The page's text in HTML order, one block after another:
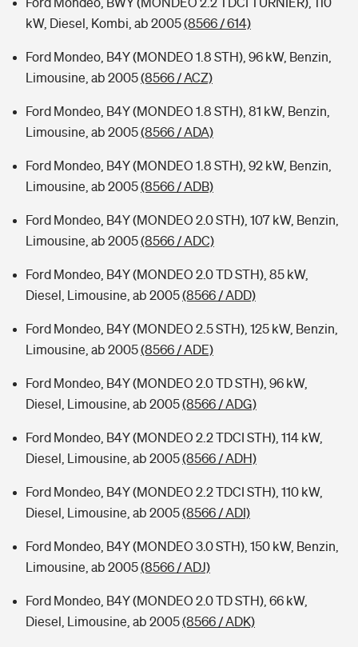
kW, Diesel, Kombi, ab 2005(8566 / 614)
Ford Mondeo, B4Y (MONDEO 1.8 STH), 96 kW, Benzin,
Limousine, ab 2005(8566 / ACZ)
Ford Mondeo, B4Y (MONDEO 1.8 STH), 81 kW, Benzin,
Limousine, ab 2005(8566 / ADA)
Ford Mondeo, B4Y (MONDEO 1.8 STH), 92 kW, Benzin,
Limousine, ab 2005(8566 / ADB)
Ford Mondeo, B4Y (MONDEO 2.0 STH), 107 kW, Benzin,
Limousine, ab 2005(8566 / ADC)
Ford Mondeo, B4Y (MONDEO 2.0 TD STH), 85 kW,
Diesel, Limousine, ab 2005(8566 / ADD)
Ford Mondeo, B4Y (MONDEO 2.5 STH), 125 kW, Benzin,
Limousine, ab 2005(8566 / ADE)
Ford Mondeo, B4Y (MONDEO 2.0 TD STH), 96 kW,
Diesel, Limousine, ab 2005(8566 / ADG)
Ford Mondeo, B4Y (MONDEO 2.2 TDCI STH), 114 kW,
Diesel, Limousine, ab 2005(8566 / ADH)
Ford Mondeo, B4Y (MONDEO 2.2 TDCI STH), 110 kW,
Diesel, Limousine, ab 2005(8566 / ADI)
Ford Mondeo, B4Y (MONDEO 3.0 STH), 150 kW, Benzin,
Limousine, ab 2005(8566 / ADJ)
Ford Mondeo, B4Y (MONDEO 2.0 TD STH), 66 kW,
Diesel, Limousine, ab 2005(8566 / ADK)